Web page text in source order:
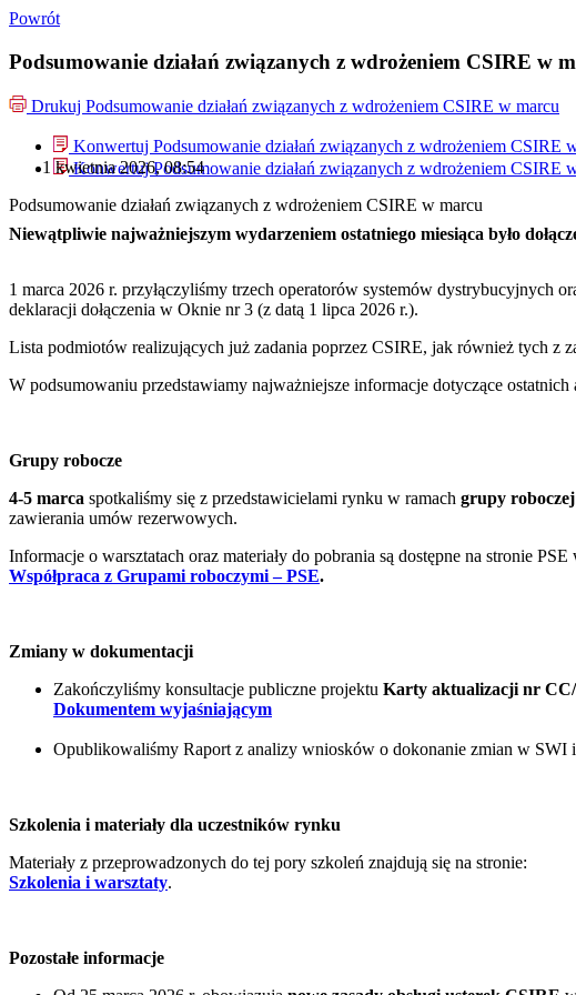
Powrót
Podsumowanie działań związanych z wdrożeniem CSIRE w
Drukuj Podsumowanie działań związanych z wdrożeniem CSIRE w marcu
Konwertuj Podsumowanie działań związanych z wdrożeniem CSIRE
Konwertuj Podsumowanie działań związanych z wdrożeniem CSIRE
1 kwietnia 2026, 08:54
Podsumowanie działań związanych z wdrożeniem CSIRE w marcu
Niewątpliwie najważniejszym wydarzeniem ostatniego miesiąca było
1 marca 2026 r. przyłączyliśmy trzech operatorów systemów dystrybucyjnych
deklaracji dołączenia w Oknie nr 3 (z datą 1 lipca 2026 r.).
Lista podmiotów realizujących już zadania poprzez CSIRE, jak również tych z
W podsumowaniu przedstawiamy najważniejsze informacje dotyczące
Grupy robocze
4-5 marca spotkaliśmy się z przedstawicielami rynku w ramach grupy
zawierania umów rezerwowych.
Informacje o warsztatach oraz materiały do pobrania są dostępne na stronie PSE
Współpraca z Grupami roboczymi – PSE.
Zmiany w dokumentacji
Zakończyliśmy konsultacje publiczne projektu Karty aktualizacji nr CC/
Dokumentem wyjaśniającym
Opublikowaliśmy Raport z analizy wniosków o dokonanie zmian w SWI
Szkolenia i materiały dla uczestników rynku
Materiały z przeprowadzonych do tej pory szkoleń znajdują się na stronie:
Szkolenia i warsztaty.
Pozostałe informacje